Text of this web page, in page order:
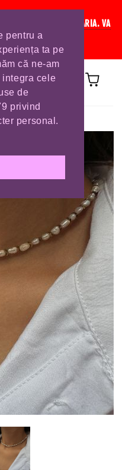
pentru a
ta pe
că ne-am
cele
de
privind
personal.
PENTRU SFANTA MARIA. VA
DIN TIMP.